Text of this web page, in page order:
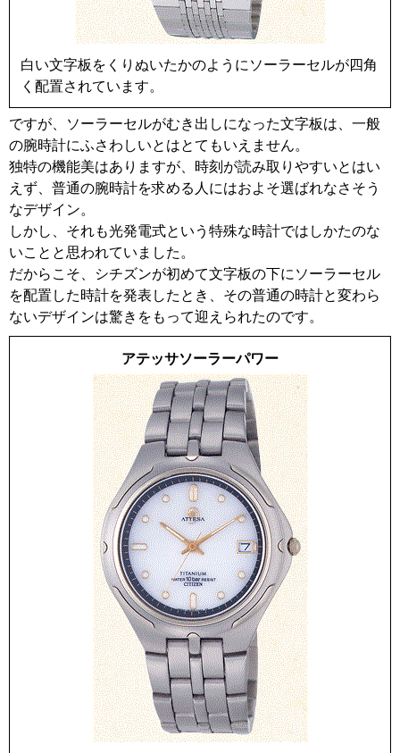
白い文字板をくりぬいたかのようにソーラーセルが四角
く配置されています。
ですが、ソーラーセルがむき出しになった文字板は、一般
の腕時計にふさわしいとはとてもいえません。
独特の機能美はありますが、時刻が読み取りやすいとはい
えず、普通の腕時計を求める人にはおよそ選ばれなさそう
なデザイン。
しかし、それも光発電式という特殊な時計ではしかたのな
いことと思われていました。
だからこそ、シチズンが初めて文字板の下にソーラーセル
を配置した時計を発表したとき、その普通の時計と変わら
ないデザインは驚きをもって迎えられたのです。
アテッサソーラーパワー